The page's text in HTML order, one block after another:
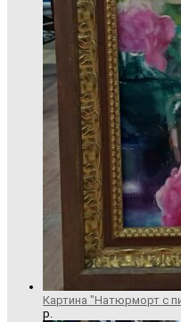
Картина "Натюрморт с
р.